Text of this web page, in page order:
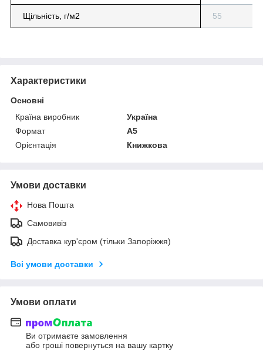
Щільність, г/м2 55
Характеристики
Основні
Країна виробник
Україна
Формат
A5
Орієнтація
Книжкова
Умови доставки
Нова Пошта
Самовивіз
Доставка кур'єром (тільки Запоріжжя)
Всі умови доставки
Умови оплати
Ви отримаєте замовлення
або гроші повернуться на вашу картку